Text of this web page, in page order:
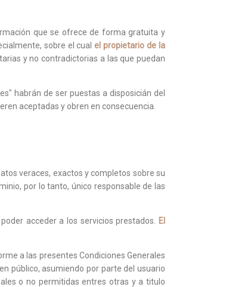
que se ofrece de forma gratuita y
sobre el cualel propietario de la
y no contradictorias a las que puedan
habrán de ser puestas a disposicián del
aceptadas y obren en consecuencia.
veraces, exactos y completos sobre su
por lo tanto, único responsable de las
acceder a los servicios prestados.
El
a las presentes Condiciones Generales
público, asumiendo por parte del usuario
o no permitidas entres otras y a titulo